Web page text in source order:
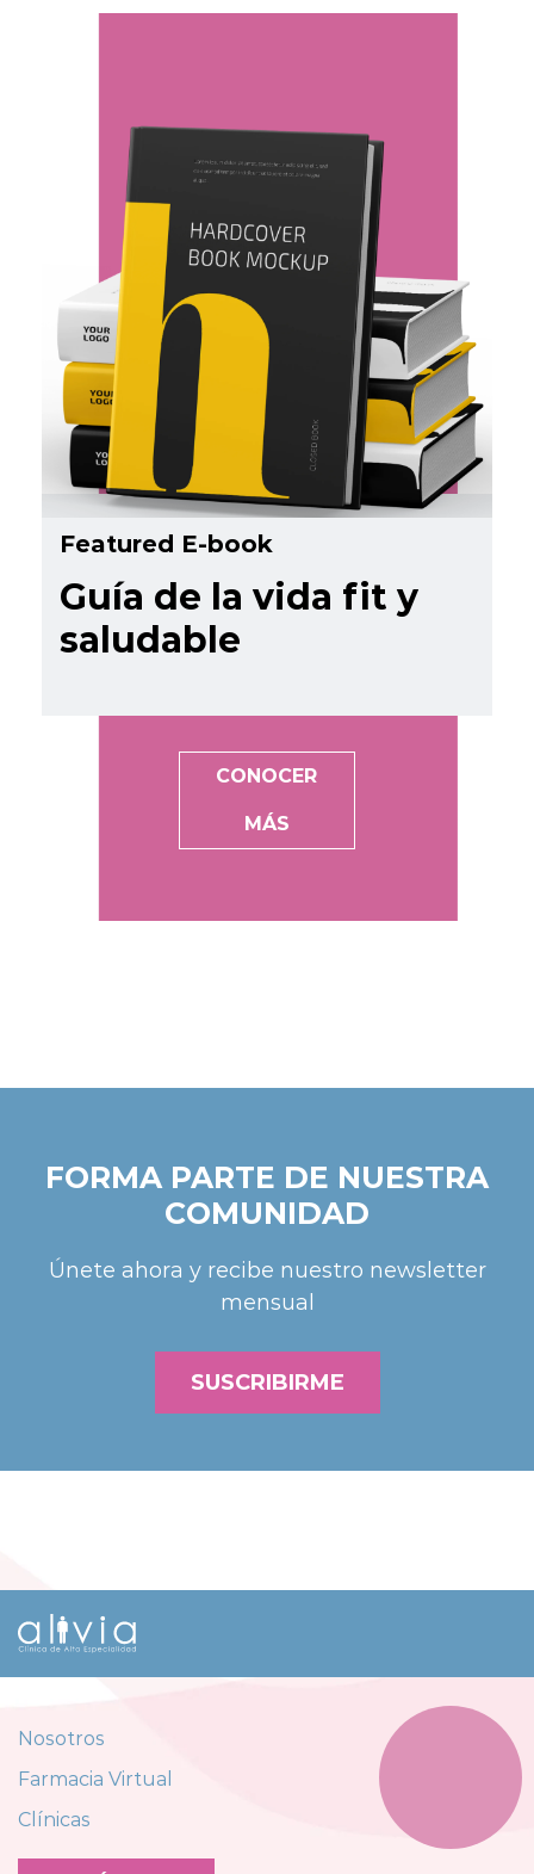
Featured E-book
Guía de la vida fit y
saludable
CONOCER
MÁS
FORMA PARTE DE NUESTRA
COMUNIDAD
Únete ahora y recibe nuestro newsletter
mensual
SUSCRIBIRME
Nosotros
Farmacia Virtual
Clínicas